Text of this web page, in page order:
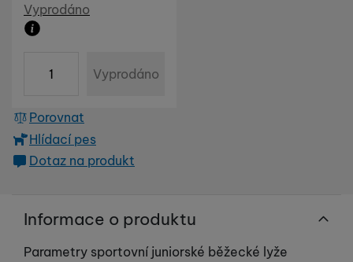
Dostupnost
Vyprodáno
Vyprodáno
Porovnat
Hlídací pes
Dotaz na produkt
Informace o produktu
Parametry sportovní juniorské běžecké lyže